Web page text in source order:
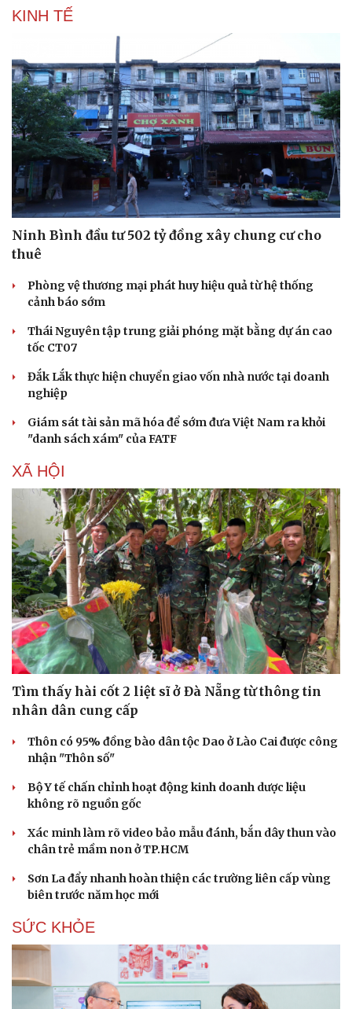
Cải chính
KINH TẾ
Ninh Bình đầu tư 502 tỷ đồng xây chung cư cho
thuê
Phòng vệ thương mại phát huy hiệu quả từ hệ thống
cảnh báo sớm
Thái Nguyên tập trung giải phóng mặt bằng dự án cao
tốc CT07
Đắk Lắk thực hiện chuyển giao vốn nhà nước tại doanh
nghiệp
Giám sát tài sản mã hóa để sớm đưa Việt Nam ra khỏi
"danh sách xám" của FATF
XÃ HỘI
Tìm thấy hài cốt 2 liệt sĩ ở Đà Nẵng từ thông tin
nhân dân cung cấp
Thôn có 95% đồng bào dân tộc Dao ở Lào Cai được công
nhận "Thôn số"
Bộ Y tế chấn chỉnh hoạt động kinh doanh dược liệu
không rõ nguồn gốc
Xác minh làm rõ video bảo mẫu đánh, bắn dây thun vào
chân trẻ mầm non ở TP.HCM
Sơn La đẩy nhanh hoàn thiện các trường liên cấp vùng
biên trước năm học mới
SỨC KHỎE